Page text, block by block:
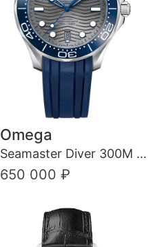
Omega
Seamaster Diver 300M Co-Axial Master Chronometer
650 000 ₽